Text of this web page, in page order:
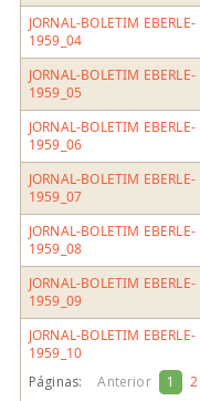
JORNAL-BOLETIM EBERLE-
1959_04
JORNAL-BOLETIM EBERLE-
1959_05
JORNAL-BOLETIM EBERLE-
1959_06
JORNAL-BOLETIM EBERLE-
1959_07
JORNAL-BOLETIM EBERLE-
1959_08
JORNAL-BOLETIM EBERLE-
1959_09
JORNAL-BOLETIM EBERLE-
1959_10
Páginas:
Anterior 1 2